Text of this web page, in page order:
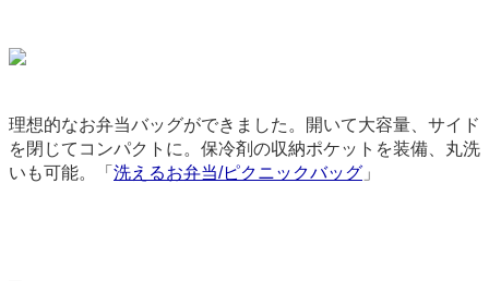
理想的なお弁当バッグができました。開いて大容量、サイド
を閉じてコンパクトに。保冷剤の収納ポケットを装備、丸洗
いも可能。「 洗えるお弁当/ピクニックバッグ 」